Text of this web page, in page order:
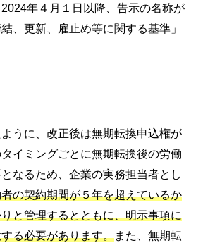
年４月１日以降、告示の名称が
、更新、雇止め等に関する基準」
うに、改正後は無期転換申込権が
イミングごとに無期転換後の労働
なるため、企業の実務担当者とし
の契約期間が５年を超えているか
と管理するとともに、明示事項に
る必要があります。また、無期転